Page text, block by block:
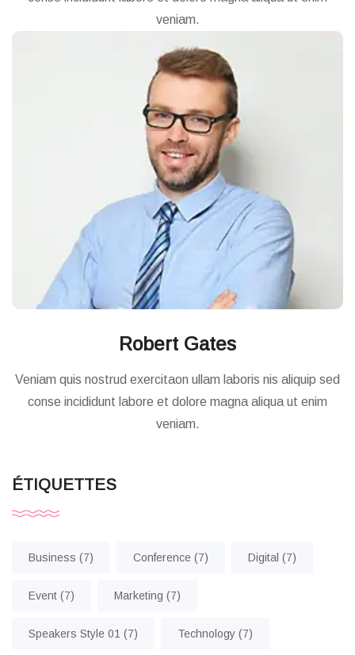
veniam.
Robert Gates
Veniam quis nostrud exercitaon ullam laboris nis aliquip sed
conse incididunt labore et dolore magna aliqua ut enim
veniam.
ÉTIQUETTES
Business (7) Conference (7) Digital (7)
Event (7) Marketing (7)
Speakers Style 01 (7) Technology (7)